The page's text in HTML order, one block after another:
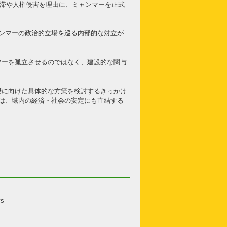
や人権侵害を理由に、ミャンマーを正式
マーの政治的立場を巡る内部的な対立が
を孤立させるのではなく、建設的な関与
向けた具体的な方策を検討するきっかけ
、域内の経済・社会の安定にも直結する